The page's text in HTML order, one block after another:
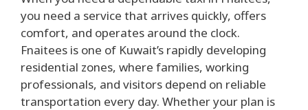
you need a service that arrives quickly, offers
comfort, and operates around the clock.
Fnaitees is one of Kuwait’s rapidly developing
residential zones, where families, working
professionals, and visitors depend on reliable
transportation every day. Whether your plan is